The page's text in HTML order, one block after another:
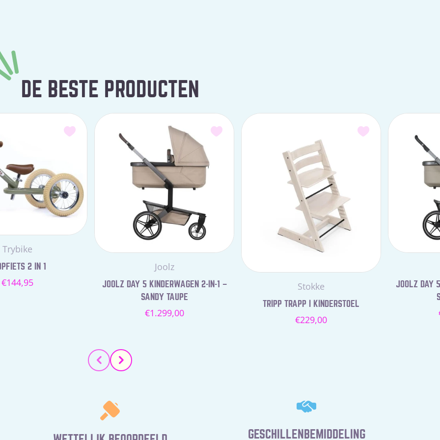
DE BESTE PRODUCTEN
Leverancier:
Trybike
2 IN 1
Normale
€144,95
Leverancier:
Joolz
JOOLZ DAY 5 KINDERWAGEN 2-IN-1 –
SANDY TAUPE
Normale
€1.299,00
Leverancier:
Stokke
TRIPP TRAPP I KINDERSTOEL
Normale
€229,00
JOOLZ DAY
GESCHILLENBEMIDDELING